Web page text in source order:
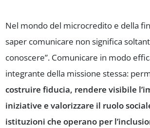
Nel mondo del microcredito e della
saper comunicare non significa
conoscere”. Comunicare in modo
integrante della missione stessa:
costruire fiducia, rendere visibile
iniziative e valorizzare il ruolo
istituzioni che operano per